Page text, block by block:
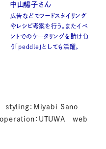
中山暢子さん
広告などでフードスタイリング
やレシピ考案を行う。またイベ
ントでのケータリングを請け負
う「peddle」としても活躍。
styling：Miyabi Sano
：UTUWA web